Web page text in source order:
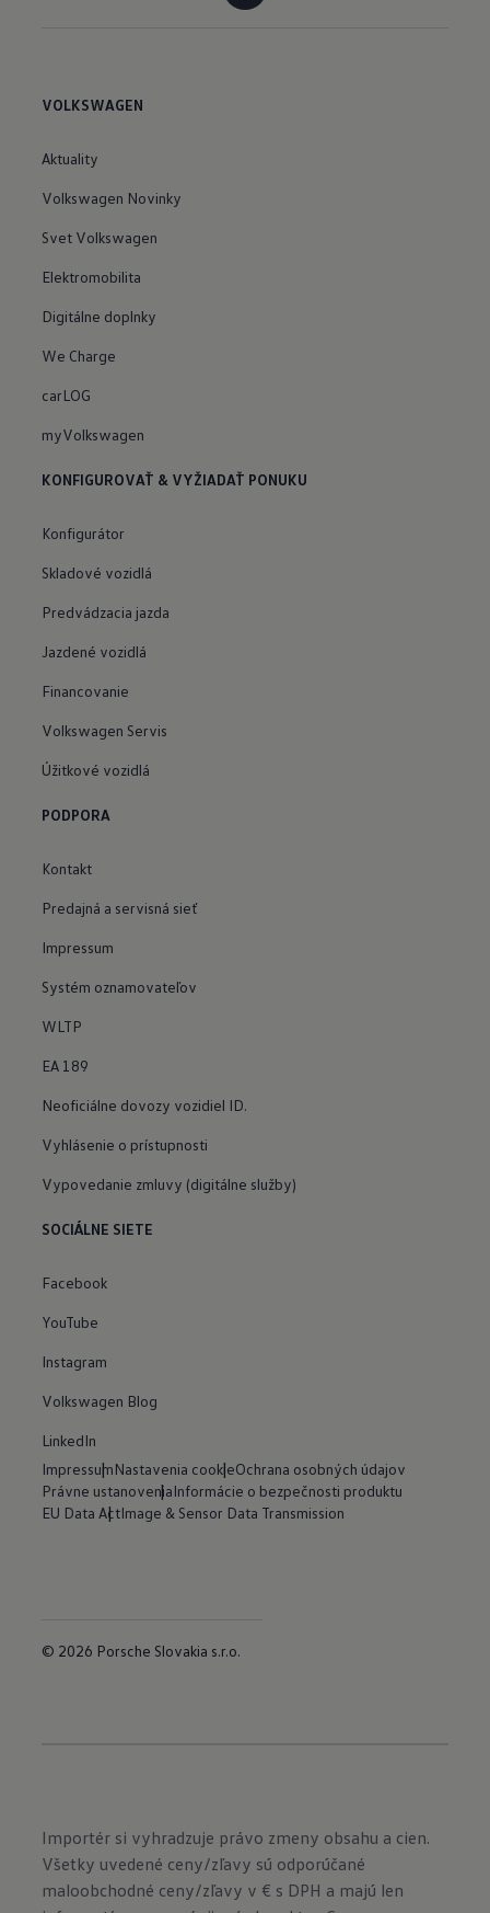
VOLKSWAGEN
Aktuality
Volkswagen Novinky
Svet Volkswagen
Elektromobilita
Digitálne doplnky
We Charge
carLOG
myVolkswagen
KONFIGUROVAŤ & VYŽIADAŤ PONUKU
Konfigurátor
Skladové vozidlá
Predvádzacia jazda
Jazdené vozidlá
Financovanie
Volkswagen Servis
Úžitkové vozidlá
PODPORA
Kontakt
Predajná a servisná sieť
Impressum
Systém oznamovateľov
WLTP
EA 189
Neoficiálne dovozy vozidiel ID.
Vyhlásenie o prístupnosti
Vypovedanie zmluvy (digitálne služby)
SOCIÁLNE SIETE
Facebook
YouTube
Instagram
Volkswagen Blog
LinkedIn
ImpressumNastavenia cookieOchrana osobných údajov
Právne ustanoveniaInformácie o bezpečnosti produktu
EU Data ActImage & Sensor Data Transmission
© 2026 Porsche Slovakia s.r.o.
Importér si vyhradzuje právo zmeny obsahu a cien.
Všetky uvedené ceny/zľavy sú odporúčané
maloobchodné ceny/zľavy v € s DPH a majú len